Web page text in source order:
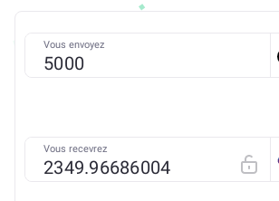
Vous envoyez
Vous recevrez